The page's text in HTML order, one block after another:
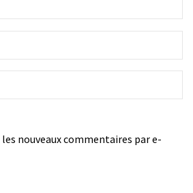
nouveaux commentaires par e-